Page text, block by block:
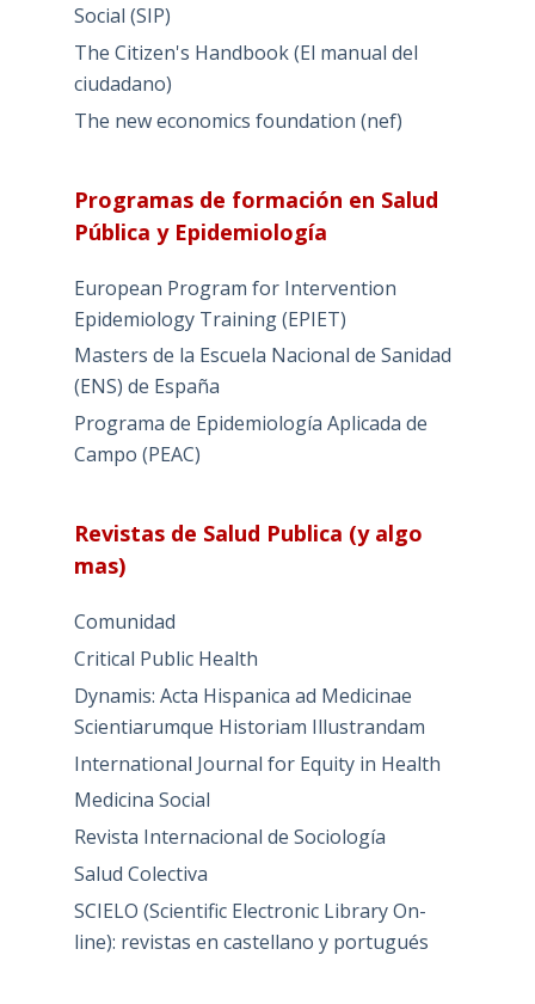
Social (SIP)
The Citizen's Handbook (El manual del
ciudadano)
The new economics foundation (nef)
Programas de formación en Salud
Pública y Epidemiología
European Program for Intervention
Epidemiology Training (EPIET)
Masters de la Escuela Nacional de Sanidad
(ENS) de España
Programa de Epidemiología Aplicada de
Campo (PEAC)
Revistas de Salud Publica (y algo
mas)
Comunidad
Critical Public Health
Dynamis: Acta Hispanica ad Medicinae
Scientiarumque Historiam Illustrandam
International Journal for Equity in Health
Medicina Social
Revista Internacional de Sociología
Salud Colectiva
SCIELO (Scientific Electronic Library On-
line): revistas en castellano y portugués